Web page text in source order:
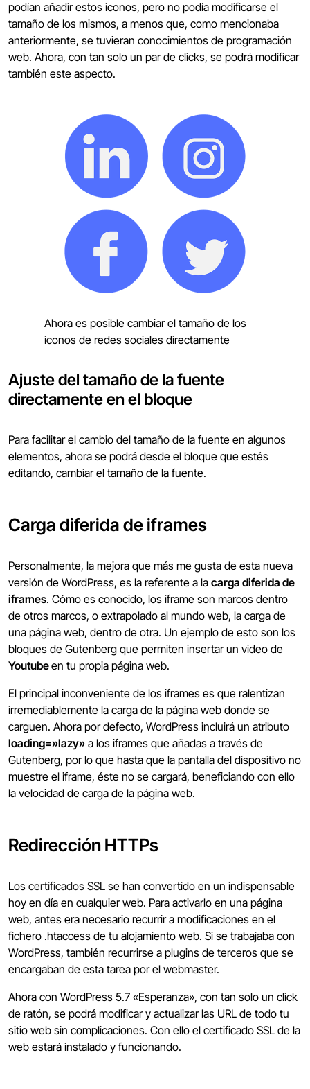
podían añadir estos iconos, pero no podía modificarse el
tamaño de los mismos, a menos que, como mencionaba
anteriormente, se tuvieran conocimientos de programación
web. Ahora, con tan solo un par de clicks, se podrá modificar
también este aspecto.
Ahora es posible cambiar el tamaño de los
iconos de redes sociales directamente
Ajuste del tamaño de la fuente
directamente en el bloque
Para facilitar el cambio del tamaño de la fuente en algunos
elementos, ahora se podrá desde el bloque que estés
editando, cambiar el tamaño de la fuente.
Carga diferida de iframes
Personalmente, la mejora que más me gusta de esta nueva
versión de WordPress, es la referente a la carga diferida de
iframes. Cómo es conocido, los iframe son marcos dentro
de otros marcos, o extrapolado al mundo web, la carga de
una página web, dentro de otra. Un ejemplo de esto son los
bloques de Gutenberg que permiten insertar un video de
Youtubeen tu propia página web.
El principal inconveniente de los iframes es que ralentizan
irremediablemente la carga de la página web donde se
carguen. Ahora por defecto, WordPress incluirá un atributo
loading=»lazy» a los iframes que añadas a través de
Gutenberg, por lo que hasta que la pantalla del dispositivo no
muestre el iframe, éste no se cargará, beneficiando con ello
la velocidad de carga de la página web.
Redirección HTTPs
Los certificados SSL se han convertido en un indispensable
hoy en día en cualquier web. Para activarlo en una página
web, antes era necesario recurrir a modificaciones en el
fichero .htaccess de tu alojamiento web. Si se trabajaba con
WordPress, también recurrirse a plugins de terceros que se
encargaban de esta tarea por el webmaster.
Ahora con WordPress 5.7 «Esperanza», con tan solo un click
de ratón, se podrá modificar y actualizar las URL de todo tu
sitio web sin complicaciones. Con ello el certificado SSL de la
web estará instalado y funcionando.